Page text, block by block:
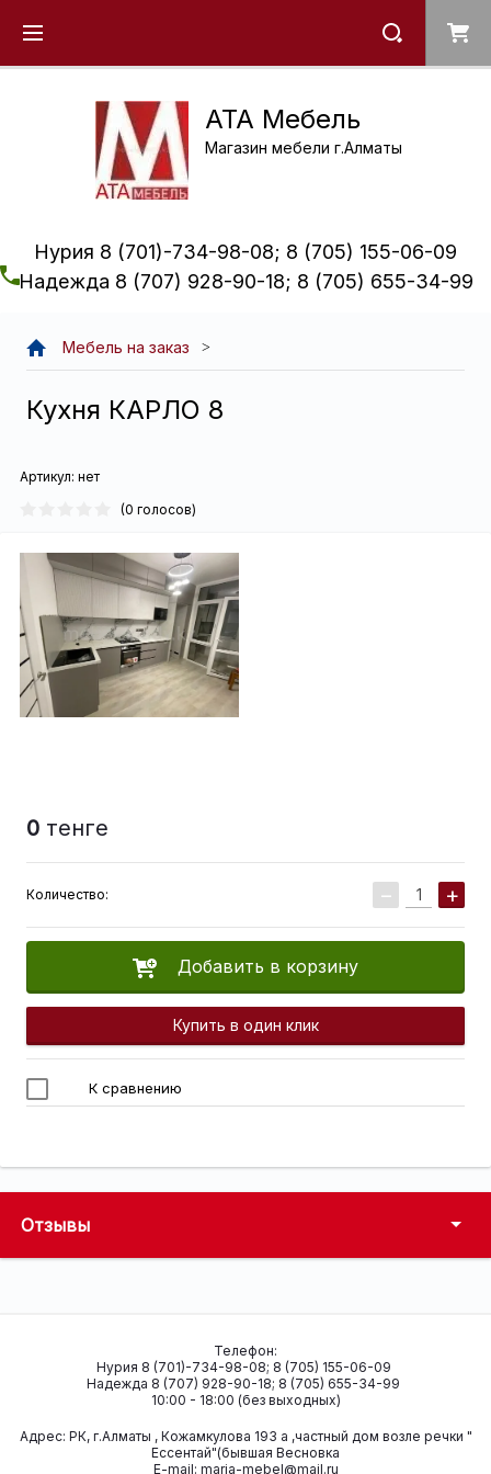
ATA Мебель
Магазин мебели г.Алматы
Нурия 8 (701)-734-98-08; 8 (705) 155-06-09
Надежда 8 (707) 928-90-18; 8 (705) 655-34-99
Мебель на заказ
Кухня КАРЛО 8
Артикул: нет
(0 голосов)
0 тенге
Количество: − +
Добавить в корзину
Купить в один клик
К сравнению
Отзывы
Телефон:
Нурия 8 (701)-734-98-08; 8 (705) 155-06-09
Надежда 8 (707) 928-90-18; 8 (705) 655-34-99
10:00 - 18:00 (без выходных)
Адрес: РК, г.Алматы , Кожамкулова 193 а ,частный дом возле речки "
Ессентай"(бывшая Весновка
Е-mail: maria-mebel@mail.ru